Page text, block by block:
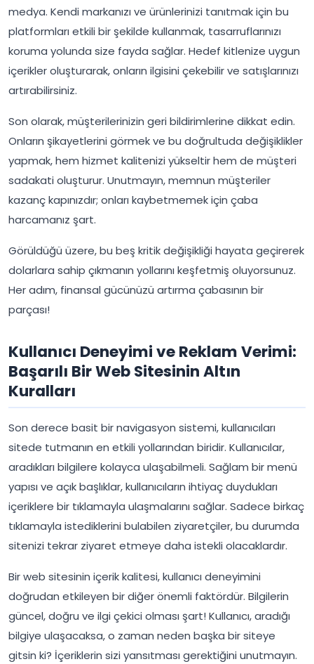
medya. Kendi markanızı ve ürünlerinizi tanıtmak için bu
platformları etkili bir şekilde kullanmak, tasarruflarınızı
koruma yolunda size fayda sağlar. Hedef kitlenize uygun
içerikler oluşturarak, onların ilgisini çekebilir ve satışlarınızı
artırabilirsiniz.
Son olarak, müşterilerinizin geri bildirimlerine dikkat edin.
Onların şikayetlerini görmek ve bu doğrultuda değişiklikler
yapmak, hem hizmet kalitenizi yükseltir hem de müşteri
sadakati oluşturur. Unutmayın, memnun müşteriler
kazanç kapınızdır; onları kaybetmemek için çaba
harcamanız şart.
Görüldüğü üzere, bu beş kritik değişikliği hayata geçirerek
dolarlara sahip çıkmanın yollarını keşfetmiş oluyorsunuz.
Her adım, finansal gücünüzü artırma çabasının bir
parçası!
Kullanıcı Deneyimi ve Reklam Verimi:
Başarılı Bir Web Sitesinin Altın
Kuralları
Son derece basit bir navigasyon sistemi, kullanıcıları
sitede tutmanın en etkili yollarından biridir. Kullanıcılar,
aradıkları bilgilere kolayca ulaşabilmeli. Sağlam bir menü
yapısı ve açık başlıklar, kullanıcıların ihtiyaç duydukları
içeriklere bir tıklamayla ulaşmalarını sağlar. Sadece birkaç
tıklamayla istediklerini bulabilen ziyaretçiler, bu durumda
sitenizi tekrar ziyaret etmeye daha istekli olacaklardır.
Bir web sitesinin içerik kalitesi, kullanıcı deneyimini
doğrudan etkileyen bir diğer önemli faktördür. Bilgilerin
güncel, doğru ve ilgi çekici olması şart! Kullanıcı, aradığı
bilgiye ulaşacaksa, o zaman neden başka bir siteye
gitsin ki? İçeriklerin sizi yansıtması gerektiğini unutmayın.